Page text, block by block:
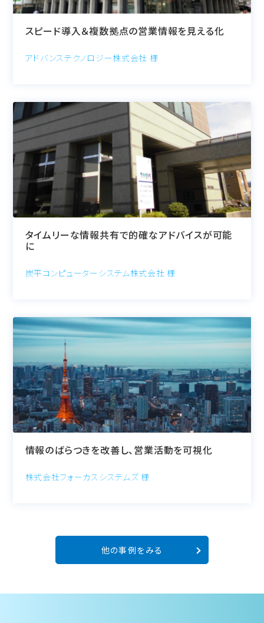
スピード導入＆複数拠点の営業情報を見える化
アドバンステクノロジー株式会社 様
タイムリーな情報共有で的確なアドバイスが可能
に
炭平コンピューターシステム株式会社 様
情報のばらつきを改善し、営業活動を可視化
株式会社フォーカスシステムズ 様
他の事例をみる